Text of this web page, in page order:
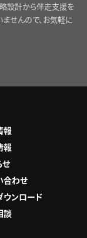
設計から伴走支援を
せんので、お気軽に
報
報
せ
合わせ
ウンロード
談